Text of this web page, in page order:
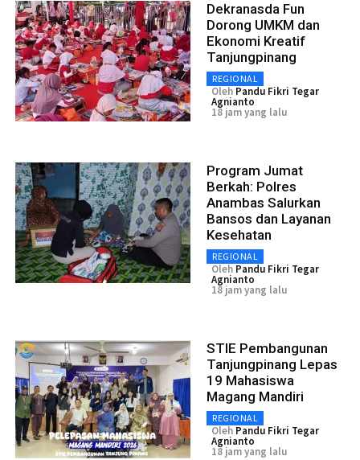
Dekranasda Fun
Dorong UMKM dan
Ekonomi Kreatif
Tanjungpinang
REGIONAL
Oleh Pandu Fikri Tegar
Agnianto
18 jam yang lalu
Program Jumat
Berkah: Polres
Anambas Salurkan
Bansos dan Layanan
Kesehatan
REGIONAL
Oleh Pandu Fikri Tegar
Agnianto
18 jam yang lalu
STIE Pembangunan
Tanjungpinang Lepas
19 Mahasiswa
Magang Mandiri
REGIONAL
Oleh Pandu Fikri Tegar
Agnianto
18 jam yang lalu